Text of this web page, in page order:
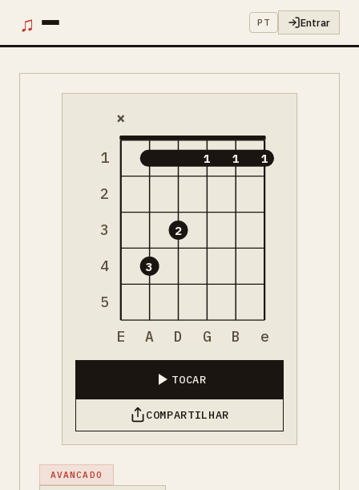
♫ PT Entrar
1
2
3
4
5
×
3
2
1 1 1
E A D G B e
TOCAR
COMPARTILHAR
AVANCADO